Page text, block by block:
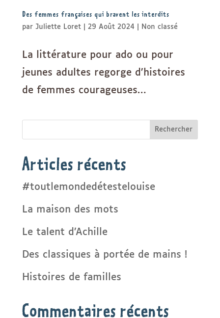
Des femmes françaises qui bravent les interdits
par Juliette Loret| 29 Août 2024 Non classé
La littérature pour ado ou pour
jeunes adultes regorge d’histoires
de femmes courageuses…
Rechercher
Articles récents
#toutlemondedétestelouise
La maison des mots
Le talent d’Achille
Des classiques à portée de mains !
Histoires de familles
Commentaires récents